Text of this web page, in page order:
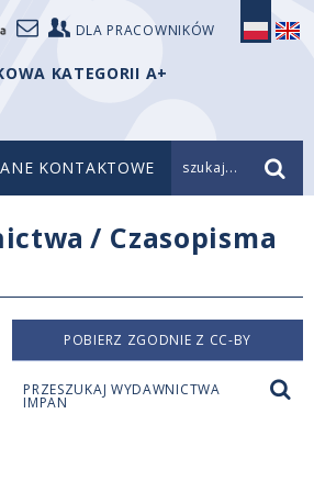
DLA PRACOWNIKÓW
KATEGORII A+
KONTAKTOWE szukaj...
/ Czasopisma
POBIERZ ZGODNIE Z CC-BY
PRZESZUKAJ WYDAWNICTWA
IMPAN